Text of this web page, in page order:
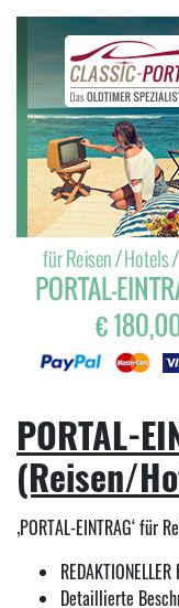
PORTAL-
(Reisen/
‚PORTAL-EINTRAG‘
REDAKTIONELLER
Detaillierte